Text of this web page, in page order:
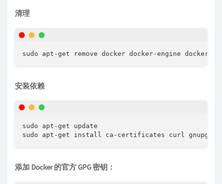
清理
sudo apt-get remove docker docker-engine
安装依赖
sudo apt-get update
sudo apt-get install ca-certificates curl gnupg
添加 Docker 的官方 GPG 密钥：